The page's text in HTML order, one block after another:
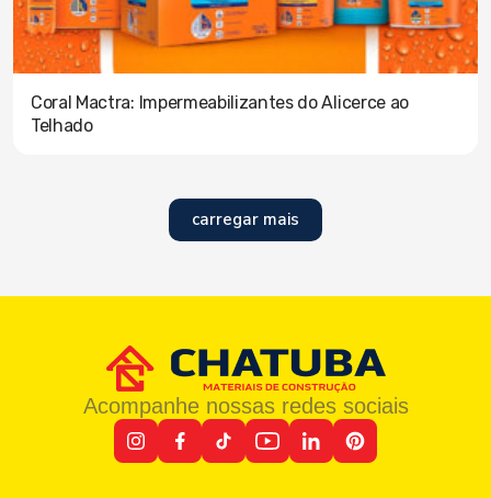
Coral Mactra: Impermeabilizantes do Alicerce ao
Telhado
carregar mais
Acompanhe nossas redes sociais